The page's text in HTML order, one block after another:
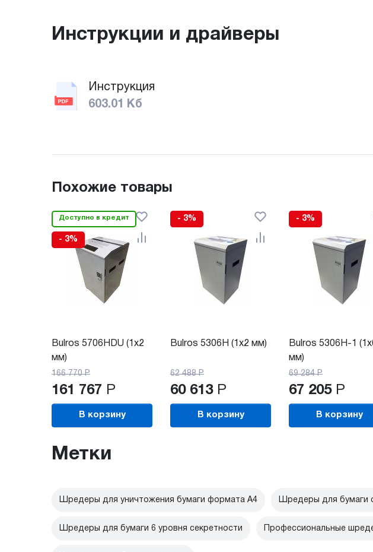
Инструкции и драйверы
Инструкция
603.01 Кб
Похожие товары
Доступно в кредит
- 3%
Bulros 5706HDU (1x2
мм)
166 770 Р
161 767 Р
В корзину
- 3%
Bulros 5306H (1x2 мм)
62 488 Р
60 613 Р
В корзину
- 3%
Bulros 5306H-1
мм)
69 284 Р
67 205 Р
В корзину
Метки
Шредеры для уничтожения бумаги формата А4 Шредеры для бумаги
Шредеры для бумаги 6 уровня секретности Профессиональные